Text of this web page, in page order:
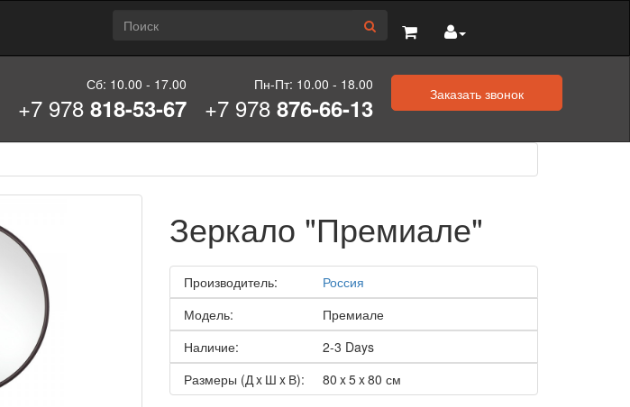
Сб: 10.00 - 17.00
+7 978818-53-67
Пн-Пт: 10.00 - 18.00
+7 978876-66-13 Заказать звонок
Зеркало "Премиале"
Производитель:
Россия
Модель:
Премиале
Наличие:
2-3 Days
Размеры (Д x Ш x В):
80 x 5 x 80 см